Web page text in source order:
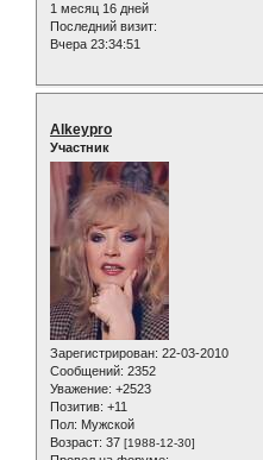
1 месяц 16 дней
Последний визит:
Вчера 23:34:51
Alkeypro
Участник
Зарегистрирован: 22-03-2010
Сообщений: 2352
Уважение: +2523
Позитив: +11
Пол: Мужской
Возраст: 37 [1988-12-30]